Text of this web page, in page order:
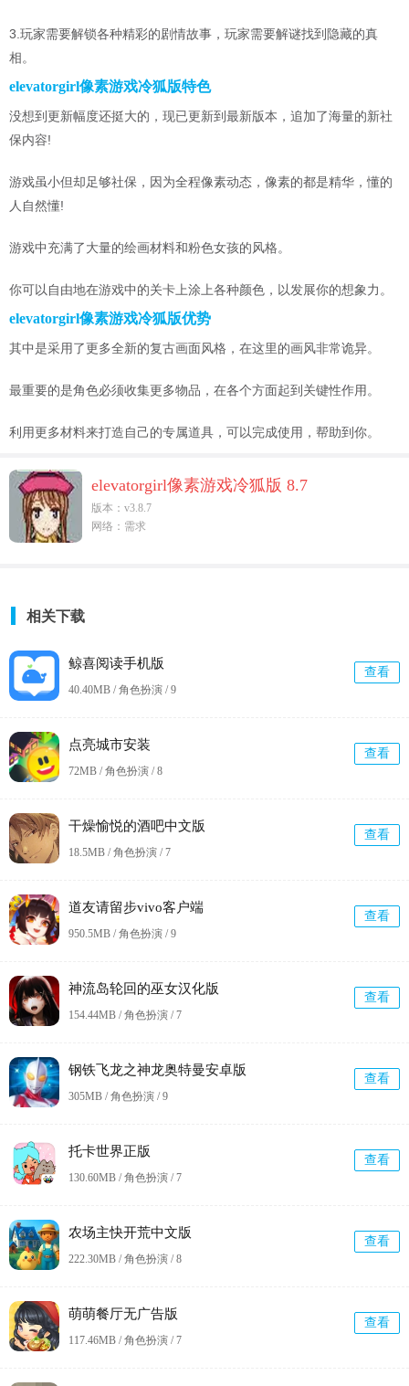
3.玩家需要解锁各种精彩的剧情故事，玩家需要解谜找到隐藏的真
相。
elevatorgirl像素游戏冷狐版特色
没想到更新幅度还挺大的，现已更新到最新版本，追加了海量的新社
保内容!
游戏虽小但却足够社保，因为全程像素动态，像素的都是精华，懂的
人自然懂!
游戏中充满了大量的绘画材料和粉色女孩的风格。
你可以自由地在游戏中的关卡上涂上各种颜色，以发展你的想象力。
elevatorgirl像素游戏冷狐版优势
其中是采用了更多全新的复古画面风格，在这里的画风非常诡异。
最重要的是角色必须收集更多物品，在各个方面起到关键性作用。
利用更多材料来打造自己的专属道具，可以完成使用，帮助到你。
elevatorgirl像素游戏冷狐版 8.7
版本：v3.8.7
网络：需求
相关下载
鲸喜阅读手机版
40.40MB / 角色扮演 /9
查看
点亮城市安装
72MB / 角色扮演 /8
查看
干燥愉悦的酒吧中文版
18.5MB / 角色扮演 /7
查看
道友请留步vivo客户端
950.5MB / 角色扮演 /9
查看
神流岛轮回的巫女汉化版
154.44MB / 角色扮演 /7
查看
钢铁飞龙之神龙奥特曼安卓版
305MB / 角色扮演 /9
查看
托卡世界正版
130.60MB / 角色扮演 /7
查看
农场主快开荒中文版
222.30MB / 角色扮演 /8
查看
萌萌餐厅无广告版
117.46MB / 角色扮演 /7
查看